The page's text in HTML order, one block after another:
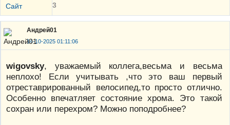
Сайт 3
Андрей01
14-10-2025 01:11:06
wigovsky, уважаемый коллега,весьма и весьма
неплохо! Если учитывать ,что это ваш первый
отреставрированный велосипед,то просто отлично.
Особенно впечатляет состояние хрома. Это такой
сохран или перехром? Можно поподробнее?